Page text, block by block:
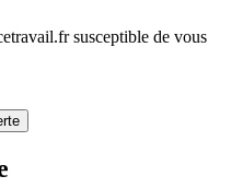
susceptible de vous